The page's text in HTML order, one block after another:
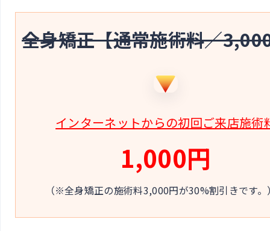
全身矯正【通常施術料／
インターネットからの初回ご来店施術
1,000円
（※全身矯正の施術料3,000円が30%割引きです